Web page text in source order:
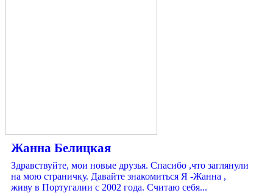
Жанна Белицкая
Здравствуйте, мои новые друзья. Спасибо ,что заглянули
на мою страничку. Давайте знакомиться Я -Жанна ,
живу в Португалии с 2002 года. Считаю себя...